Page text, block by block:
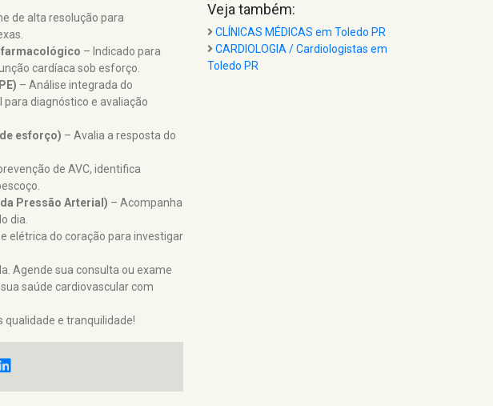
de alta resolução para
– Indicado para
cardíaca sob esforço.
– Análise integrada do
diagnóstico e avaliação
esforço) – Avalia a resposta do
de AVC, identifica
Pressão Arterial) – Acompanha
dia.
elétrica do coração para investigar
Agende sua consulta ou exame
saúde cardiovascular com
qualidade e tranquilidade!
Veja também:
CLÍNICAS MÉDICAS em Toledo PR
CARDIOLOGIA / Cardiologistas em
Toledo PR